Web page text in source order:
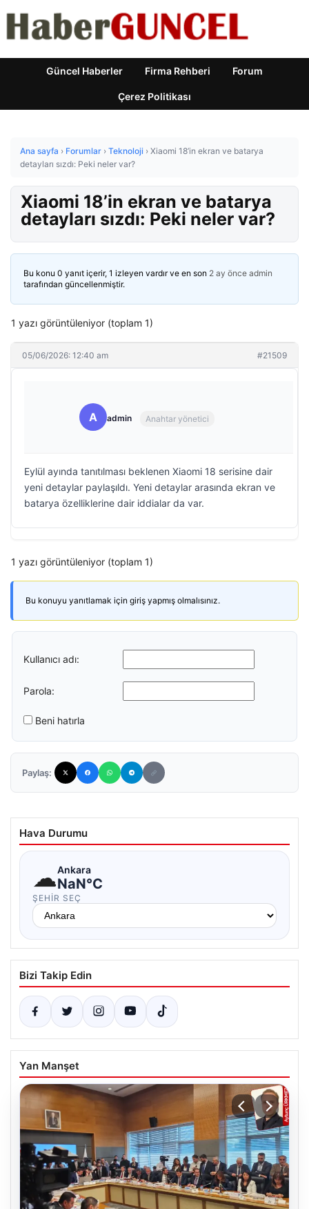
Güncel Haberler Firma Rehberi Forum
Çerez Politikası
Ana sayfa › Forumlar › Teknoloji › Xiaomi 18’in ekran ve batarya
detayları sızdı: Peki neler var?
Xiaomi 18’in ekran ve batarya
detayları sızdı: Peki neler var?
Bu konu 0 yanıt içerir, 1 izleyen vardır ve en son 2 ay önce admin
tarafından güncellenmiştir.
1 yazı görüntüleniyor (toplam 1)
05/06/2026: 12:40 am #21509
A admin Anahtar yönetici
Eylül ayında tanıtılması beklenen Xiaomi 18 serisine dair
yeni detaylar paylaşıldı. Yeni detaylar arasında ekran ve
batarya özelliklerine dair iddialar da var.
1 yazı görüntüleniyor (toplam 1)
Bu konuyu yanıtlamak için giriş yapmış olmalısınız.
Kullanıcı adı:
Parola:
Beni hatırla
Paylaş:
Hava Durumu
☁Ankara
NaN°C
ŞEHIR SEÇ
Bizi Takip Edin
Yan Manşet